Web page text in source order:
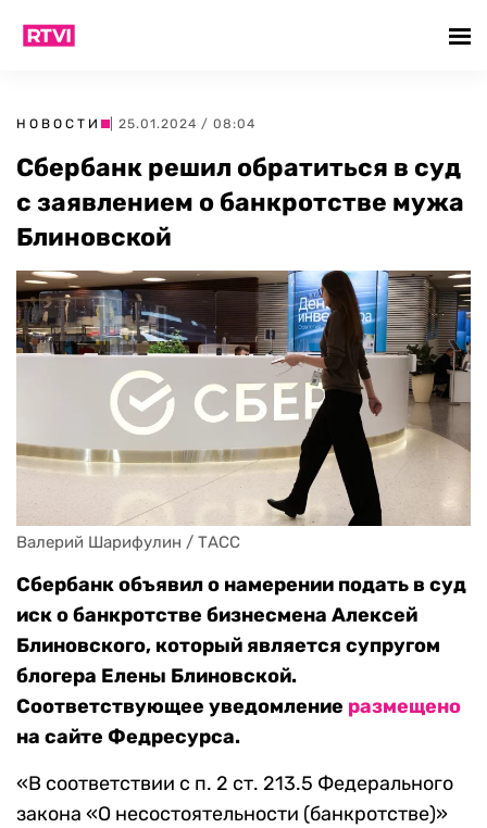
НОВОСТИ | 25.01.2024 / 08:04
Сбербанк решил обратиться в суд
с заявлением о банкротстве мужа
Блиновской
Валерий Шарифулин / ТАСС
Сбербанк объявил о намерении подать в суд
иск о банкротстве бизнесмена Алексей
Блиновского, который является супругом
блогера Елены Блиновской.
Соответствующее уведомление размещено
на сайте Федресурса.
«В соответствии с п. 2 ст. 213.5 Федерального
закона «О несостоятельности (банкротстве)»